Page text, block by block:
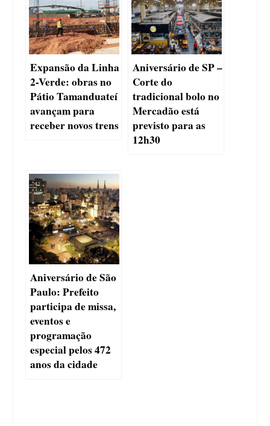
Expansão da Linha
2-Verde: obras no
Pátio Tamanduateí
avançam para
receber novos trens
Aniversário de SP –
Corte do
tradicional bolo no
Mercadão está
previsto para as
12h30
Aniversário de São
Paulo: Prefeito
participa de missa,
eventos e
programação
especial pelos 472
anos da cidade